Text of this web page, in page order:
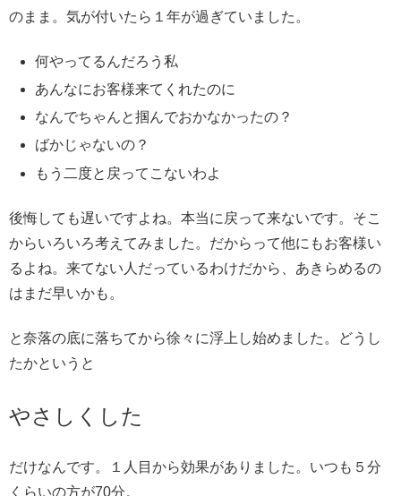
のまま。気が付いたら１年が過ぎていました。
何やってるんだろう私
あんなにお客様来てくれたのに
なんでちゃんと掴んでおかなかったの？
ばかじゃないの？
もう二度と戻ってこないわよ
後悔しても遅いですよね。本当に戻って来ないです。そこ
からいろいろ考えてみました。だからって他にもお客様い
るよね。来てない人だっているわけだから、あきらめるの
はまだ早いかも。
と奈落の底に落ちてから徐々に浮上し始めました。どうし
たかというと
やさしくした
だけなんです。１人目から効果がありました。いつも５分
くらいの方が70分。